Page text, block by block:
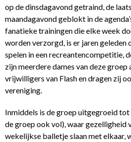
op de dinsdagavond getraind, de
maandagavond geblokt in de
fanatieke trainingen die elke week
worden verzorgd, is er jaren geleden
spelen in een recreantencompetitie,
zijn meerdere dames van deze
vrijwilligers van Flash en dragen zij
vereniging.
Inmiddels is de groep uitgegroeid tot
de groep ook vol), waar gezelligheid
wekelijkse balletje slaan met elkaar,